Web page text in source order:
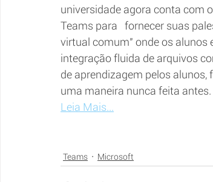
universidade agora conta com
Teams para   fornecer suas
virtual comum" onde os alunos
integração fluida de arquivos
de aprendizagem pelos
uma maneira nunca feita antes.
Leia Mais...
Teams Microsoft